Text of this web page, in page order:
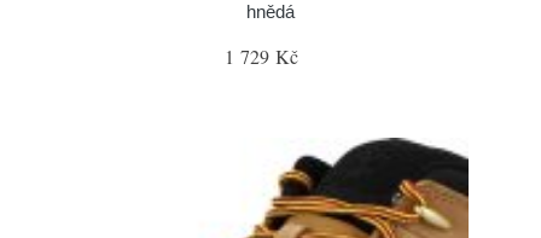
hnědá
1 729 Kč